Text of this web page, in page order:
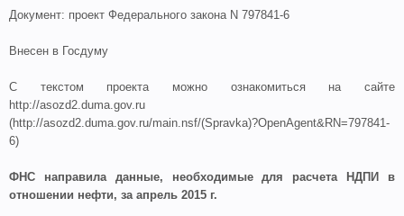
Документ: проект Федерального закона N 797841-6
Внесен в Госдуму
С текстом проекта можно ознакомиться на сайте
http://asozd2.duma.gov.ru
(http://asozd2.duma.gov.ru/main.nsf/(Spravka)?OpenAgent&RN=797841-
6)
ФНС направила данные, необходимые для расчета НДПИ в
отношении нефти, за апрель 2015 г.